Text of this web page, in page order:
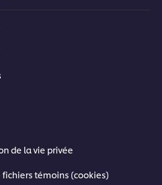
de la vie privée
témoins (cookies)